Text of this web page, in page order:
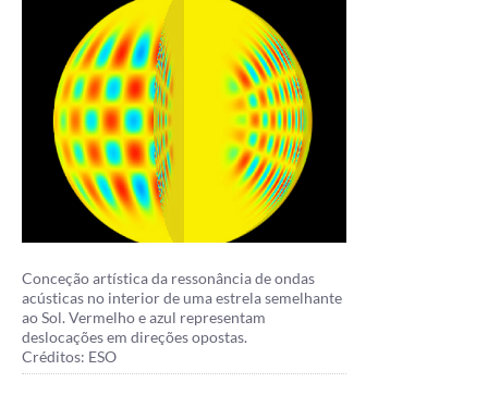
Conceção artística da ressonância de ondas
acústicas no interior de uma estrela semelhante
ao Sol. Vermelho e azul representam
deslocações em direções opostas.
Créditos: ESO